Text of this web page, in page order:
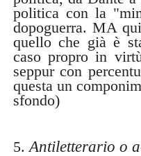
politica con la
dopoguerra. MA
quello che già è
caso propro in
seppur con
questa un
sfondo)
5. Antiletterario o